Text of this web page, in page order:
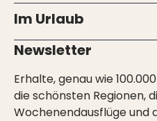
Im Urlaub
Newsletter
Erhalte, genau wie
die schönsten Regionen,
Wochenendausflüge und